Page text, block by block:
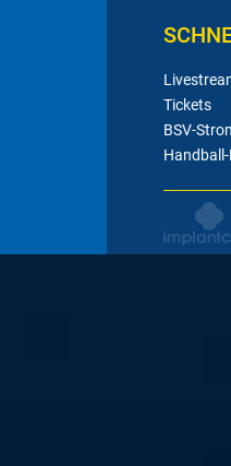
Tickets
BSV-